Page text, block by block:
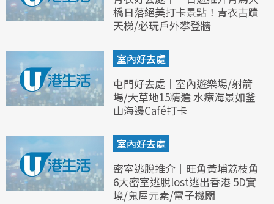
橋日落絕美打卡景點！青衣古蹟
天梯/必玩戶外攀登牆
室內好去處
屯門好去處｜室內遊樂場/射箭
場/大草地15精選 水療海景如釜
山海邊Café打卡
室內好去處
密室逃脫推介｜旺角黃埔荔枝角
6大密室逃脫lost逃出香港 5D實
境/鬼屋元素/電子機關